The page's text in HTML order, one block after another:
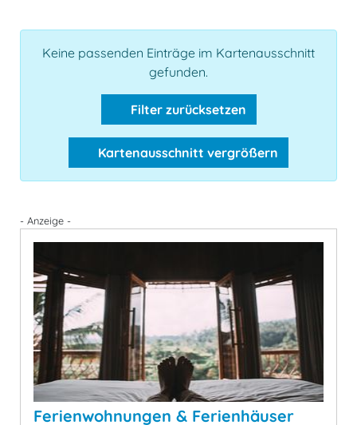
Keine passenden Einträge im Kartenausschnitt
gefunden.
Filter zurücksetzen
Kartenausschnitt vergrößern
- Anzeige -
Ferienwohnungen & Ferienhäuser